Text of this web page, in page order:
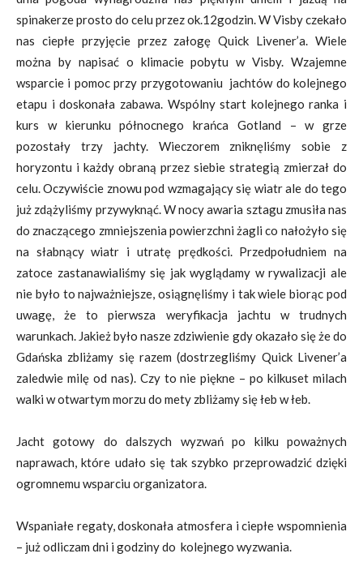
spinakerze prosto do celu przez ok.12godzin. W Visby czekało
nas ciepłe przyjęcie przez załogę Quick Livener’a. Wiele
można by napisać o klimacie pobytu w Visby. Wzajemne
wsparcie i pomoc przy przygotowaniu jachtów do kolejnego
etapu i doskonała zabawa. Wspólny start kolejnego ranka i
kurs w kierunku północnego krańca Gotland – w grze
pozostały trzy jachty. Wieczorem zniknęliśmy sobie z
horyzontu i każdy obraną przez siebie strategią zmierzał do
celu. Oczywiście znowu pod wzmagający się wiatr ale do tego
już zdążyliśmy przywyknąć. W nocy awaria sztagu zmusiła nas
do znaczącego zmniejszenia powierzchni żagli co nałożyło się
na słabnący wiatr i utratę prędkości. Przedpołudniem na
zatoce zastanawialiśmy się jak wyglądamy w rywalizacji ale
nie było to najważniejsze, osiągnęliśmy i tak wiele biorąc pod
uwagę, że to pierwsza weryfikacja jachtu w trudnych
warunkach. Jakież było nasze zdziwienie gdy okazało się że do
Gdańska zbliżamy się razem (dostrzegliśmy Quick Livener’a
zaledwie milę od nas). Czy to nie piękne – po kilkuset milach
walki w otwartym morzu do mety zbliżamy się łeb w łeb.
Jacht gotowy do dalszych wyzwań po kilku poważnych
naprawach, które udało się tak szybko przeprowadzić dzięki
ogromnemu wsparciu organizatora.
Wspaniałe regaty, doskonała atmosfera i ciepłe wspomnienia
– już odliczam dni i godziny do kolejnego wyzwania.